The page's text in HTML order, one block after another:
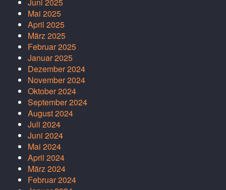
Juni 2025
Mai 2025
April 2025
März 2025
Februar 2025
Januar 2025
Dezember 2024
November 2024
Oktober 2024
September 2024
August 2024
Juli 2024
Juni 2024
Mai 2024
April 2024
März 2024
Februar 2024